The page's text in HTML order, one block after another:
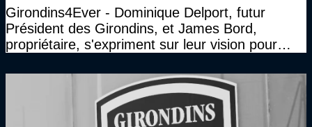
Girondins4Ever - Dominique Delport, futur
Président des Girondins, et James Bord,
propriétaire, s'expriment sur leur vision pour